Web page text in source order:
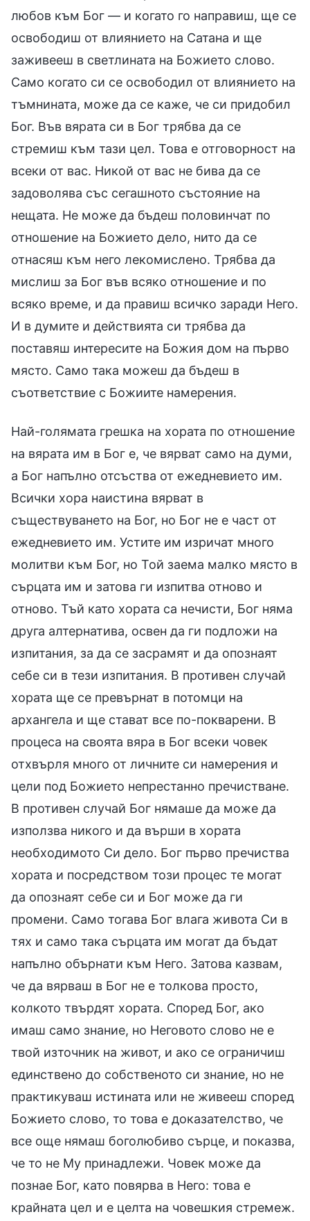
любов към Бог — и когато го направиш, ще се
освободиш от влиянието на Сатана и ще
заживееш в светлината на Божието слово.
Само когато си се освободил от влиянието на
тъмнината, може да се каже, че си придобил
Бог. Във вярата си в Бог трябва да се
стремиш към тази цел. Това е отговорност на
всеки от вас. Никой от вас не бива да се
задоволява със сегашното състояние на
нещата. Не може да бъдеш половинчат по
отношение на Божието дело, нито да се
отнасяш към него лекомислено. Трябва да
мислиш за Бог във всяко отношение и по
всяко време, и да правиш всичко заради Него.
И в думите и действията си трябва да
поставяш интересите на Божия дом на първо
място. Само така можеш да бъдеш в
съответствие с Божиите намерения.
Най-голямата грешка на хората по отношение
на вярата им в Бог е, че вярват само на думи,
а Бог напълно отсъства от ежедневието им.
Всички хора наистина вярват в
съществуването на Бог, но Бог не е част от
ежедневието им. Устите им изричат много
молитви към Бог, но Той заема малко място в
сърцата им и затова ги изпитва отново и
отново. Тъй като хората са нечисти, Бог няма
друга алтернатива, освен да ги подложи на
изпитания, за да се засрамят и да опознаят
себе си в тези изпитания. В противен случай
хората ще се превърнат в потомци на
архангела и ще стават все по-покварени. В
процеса на своята вяра в Бог всеки човек
отхвърля много от личните си намерения и
цели под Божието непрестанно пречистване.
В противен случай Бог нямаше да може да
използва никого и да върши в хората
необходимото Си дело. Бог първо пречиства
хората и посредством този процес те могат
да опознаят себе си и Бог може да ги
промени. Само тогава Бог влага живота Си в
тях и само така сърцата им могат да бъдат
напълно обърнати към Него. Затова казвам,
че да вярваш в Бог не е толкова просто,
колкото твърдят хората. Според Бог, ако
имаш само знание, но Неговото слово не е
твой източник на живот, и ако се ограничиш
единствено до собственото си знание, но не
практикуваш истината или не живееш според
Божието слово, то това е доказателство, че
все още нямаш боголюбиво сърце, и показва,
че то не Му принадлежи. Човек може да
познае Бог, като повярва в Него: това е
крайната цел и е целта на човешкия стремеж.